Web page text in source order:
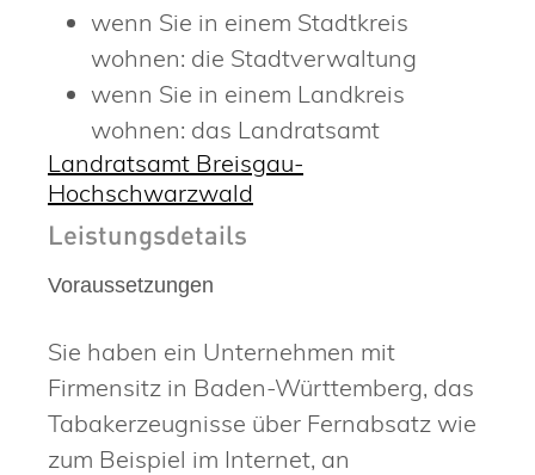
wenn Sie in einem Stadtkreis
wohnen: die Stadtverwaltung
wenn Sie in einem Landkreis
wohnen: das Landratsamt
Landratsamt Breisgau-
Hochschwarzwald
Leistungsdetails
Voraussetzungen
Sie haben ein Unternehmen mit
Firmensitz in Baden-Württemberg, das
Tabakerzeugnisse über Fernabsatz wie
zum Beispiel im Internet, an